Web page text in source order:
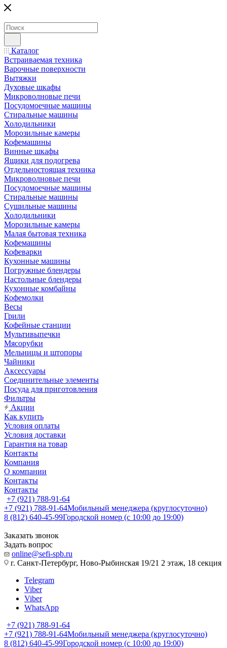
Каталог
Встраиваемая техника
Варочные поверхности
Вытяжки
Духовые шкафы
Микроволновые печи
Посудомоечные машины
Стиральные машины
Холодильники
Морозильные камеры
Кофемашины
Винные шкафы
Ящики для подогрева
Отдельностоящая техника
Микроволновые печи
Посудомоечные машины
Стиральные машины
Сушильные машины
Холодильники
Морозильные камеры
Малая бытовая техника
Кофемашины
Кофеварки
Кухонные машины
Погружные блендеры
Настольные блендеры
Кухонные комбайны
Кофемолки
Весы
Грили
Кофейные станции
Мультивыпечки
Мясорубки
Мельницы и штопоры
Чайники
Аксессуары
Соединительные элементы
Посуда для приготовления
Фильтры
Акции
Как купить
Условия оплаты
Условия доставки
Гарантия на товар
Контакты
Компания
О компании
Контакты
Контакты
+7 (921) 788-91-64
+7 (921) 788-91-64Мобильный менеджера (круглосуточно)
8 (812) 640-45-99Городской номер (с 10:00 до 19:00)
Заказать звонок
Задать вопрос
online@sefi-spb.ru
г. Санкт-Петербург, Ново-Рыбинская 19/21 2 этаж, 18 секция
Telegram
Viber
Viber
WhatsApp
+7 (921) 788-91-64
+7 (921) 788-91-64Мобильный менеджера (круглосуточно)
8 (812) 640-45-99Городской номер (с 10:00 до 19:00)